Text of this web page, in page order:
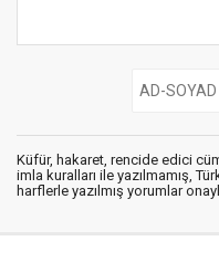
Küfür, hakaret, rencide edici
imla kuralları ile yazılmamış,
harflerle yazılmış yorumlar